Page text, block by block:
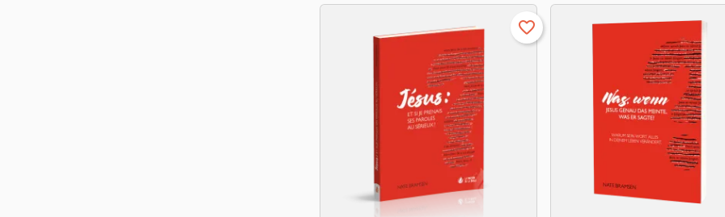
favorite_border